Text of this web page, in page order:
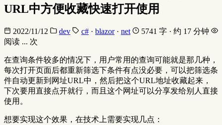
URL中方便收藏快速打开使用
2022/11/12 dev c# · blazor· net
5741 字 · 约 17 分钟
阅读 ... 次
在查询条件较多的情况下，用户常用的查询可能就是那几种，
每次打开页面后都重新筛选下条件有点没必要，可以把筛选条
件自动更新到网址URL中，然后把这个URL地址收藏起来，
下次要用直接点开就行，而且这个网址可以分享发给别人直接
使用。
想要实现这个效果，在技术上需要实现几点：